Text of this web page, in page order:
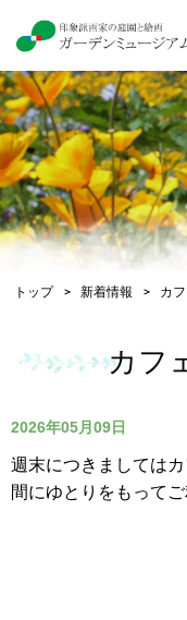
トップ 新着情報 カ
カフ
2026年05月09日
週末につきましては
間にゆとりをもってご